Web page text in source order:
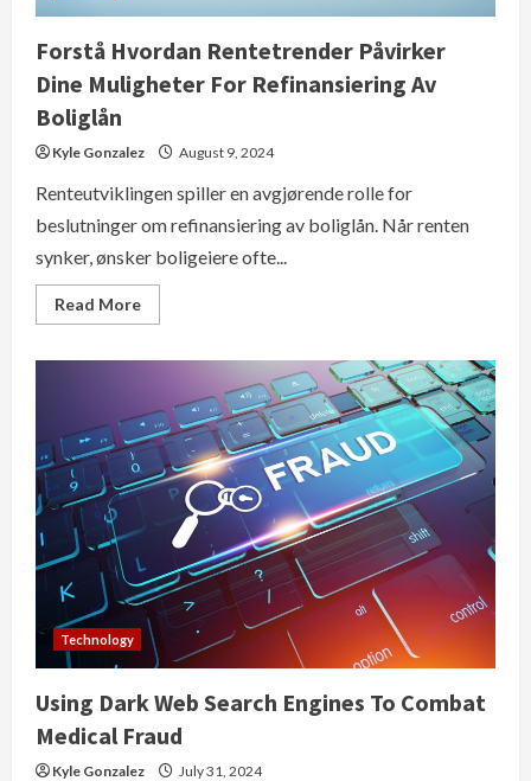
Forstå Hvordan Rentetrender Påvirker
Dine Muligheter For Refinansiering Av
Boliglån
Kyle Gonzalez August 9, 2024
Renteutviklingen spiller en avgjørende rolle for
beslutninger om refinansiering av boliglån. Når renten
synker, ønsker boligeiere ofte...
Read MoreRead
more
Rentetrender
Påvirker
Dine
Muligheter
For
Refinansiering
Av
Boliglån
Technology
Using Dark Web Search Engines To Combat
Medical Fraud
Kyle Gonzalez July 31, 2024